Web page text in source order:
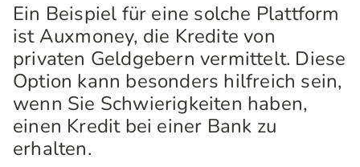
Ein Beispiel für eine solche Plattform
ist Auxmoney, die Kredite von
privaten Geldgebern vermittelt. Diese
Option kann besonders hilfreich sein,
wenn Sie Schwierigkeiten haben,
einen Kredit bei einer Bank zu
erhalten.